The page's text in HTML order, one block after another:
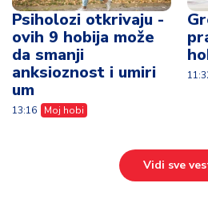
Psiholozi otkrivaju -
ovih 9 hobija može
da smanji
anksioznost i umiri
um
13:16 Moj hobi
Vidi sve